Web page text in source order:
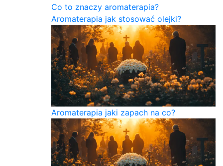
Co to znaczy aromaterapia?
Aromaterapia jak stosować olejki?
Aromaterapia jaki zapach na co?